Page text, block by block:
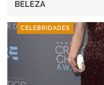
BELEZA
CELEBRIDADES